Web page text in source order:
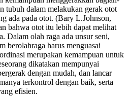
tubuh dalam melakukan gerak otot
ada pada otot. (Bary L.Johnson,
bahwa otot itu lebih dapat melihat
Dalam olah raga ada unsur seni,
berolahraga harus menguasai
merupakan kemampuan untuk
dikatakan mempunyai
dengan mudah, dan lancar
terkontrol dengan baik, serta
efisien.